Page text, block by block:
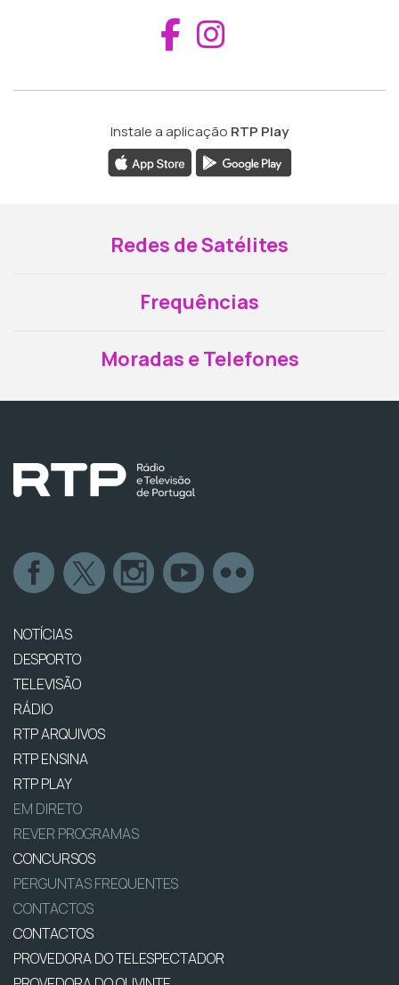
Aceder ao
Instale a aplicação RTP Play
Redes de Satélites
Frequências
Moradas e Telefones
NOTÍCIAS
DESPORTO
TELEVISÃO
RÁDIO
RTP ARQUIVOS
RTP ENSINA
RTP PLAY
EM DIRETO
REVER PROGRAMAS
CONCURSOS
PERGUNTAS FREQUENTES
CONTACTOS
CONTACTOS
PROVEDORA DO TELESPECTADOR